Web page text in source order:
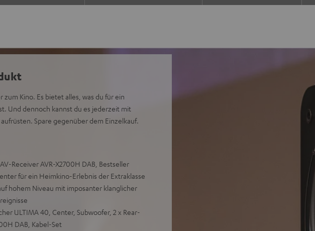
Kino. Es bietet alles, was du für ein
Und dennoch kannst du es jederzeit mit
Spare gegenüber dem Einzelkauf.
Receiver AVR-X2700H DAB, Bestseller
für ein Heimkino-Erlebnis der Extraklasse
hohem Niveau mit imposanter klanglicher
ULTIMA 40, Center, Subwoofer, 2 x Rear-
DAB, Kabel-Set